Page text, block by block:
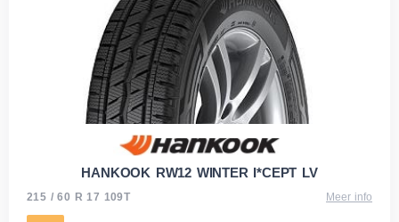
HANKOOK RW12 WINTER I*CEPT LV
215 / 60 R 17 109T Meer info